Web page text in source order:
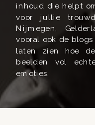
inhoud die helpt
voor jullie
Nijmegen,
vooral ook de
laten zien hoe
beelden vol
emoties.